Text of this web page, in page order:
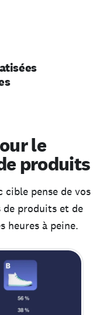
le
produits
cible pense de vos
de produits et de
heures à peine.